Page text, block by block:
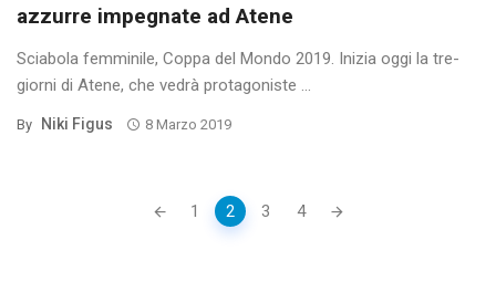
azzurre impegnate ad Atene
Sciabola femminile, Coppa del Mondo 2019. Inizia oggi la tre-
giorni di Atene, che vedrà protagoniste ...
By Niki Figus 8 Marzo 2019
1 2 3 4